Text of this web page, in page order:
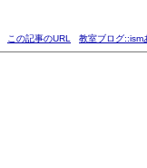
この記事のURL 教室ブログ::ism